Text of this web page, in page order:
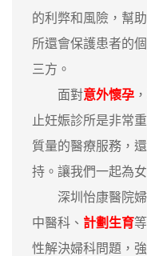
的利弊和風險，幫
所還會保護患者的
三方。
面對意外懷孕
止妊娠診所是非常
質量的醫療服務，
持。讓我們一起為
深圳怡康醫院婦
中醫科、 計劃生育
性解決婦科問題，